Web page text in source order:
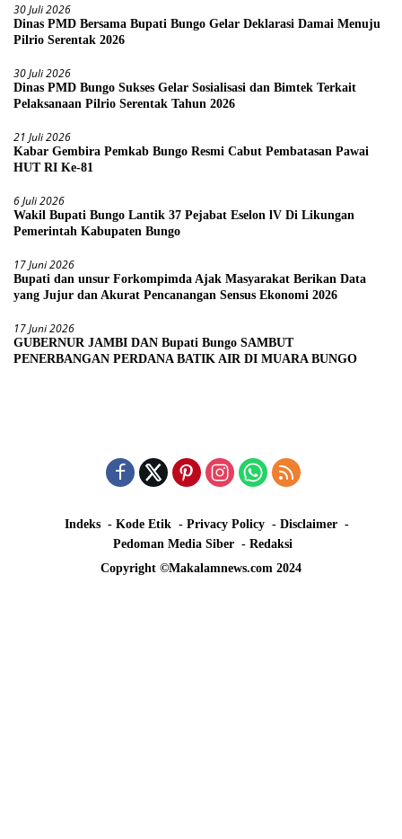
30 Juli 2026
Dinas PMD Bersama Bupati Bungo Gelar Deklarasi Damai Menuju
Pilrio Serentak 2026
30 Juli 2026
Dinas PMD Bungo Sukses Gelar Sosialisasi dan Bimtek Terkait
Pelaksanaan Pilrio Serentak Tahun 2026
21 Juli 2026
Kabar Gembira Pemkab Bungo Resmi Cabut Pembatasan Pawai
HUT RI Ke-81
6 Juli 2026
Wakil Bupati Bungo Lantik 37 Pejabat Eselon lV Di Likungan
Pemerintah Kabupaten Bungo
17 Juni 2026
Bupati dan unsur Forkompimda Ajak Masyarakat Berikan Data
yang Jujur dan Akurat Pencanangan Sensus Ekonomi 2026
17 Juni 2026
GUBERNUR JAMBI DAN Bupati Bungo SAMBUT
PENERBANGAN PERDANA BATIK AIR DI MUARA BUNGO
Indeks Kode Etik Privacy Policy
Disclaimer
Pedoman Media Siber
Redaksi
Copyright ©Makalamnews.com 2024